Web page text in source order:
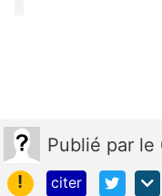
Publié par le
!
citer